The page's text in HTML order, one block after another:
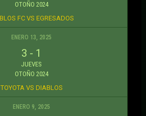
OTOÑO 2024
FC VS EGRESADOS
ENERO 13, 2025
3 - 1
JUEVES
OTOÑO 2024
TOYOTA VS DIABLOS
ENERO 9, 2025